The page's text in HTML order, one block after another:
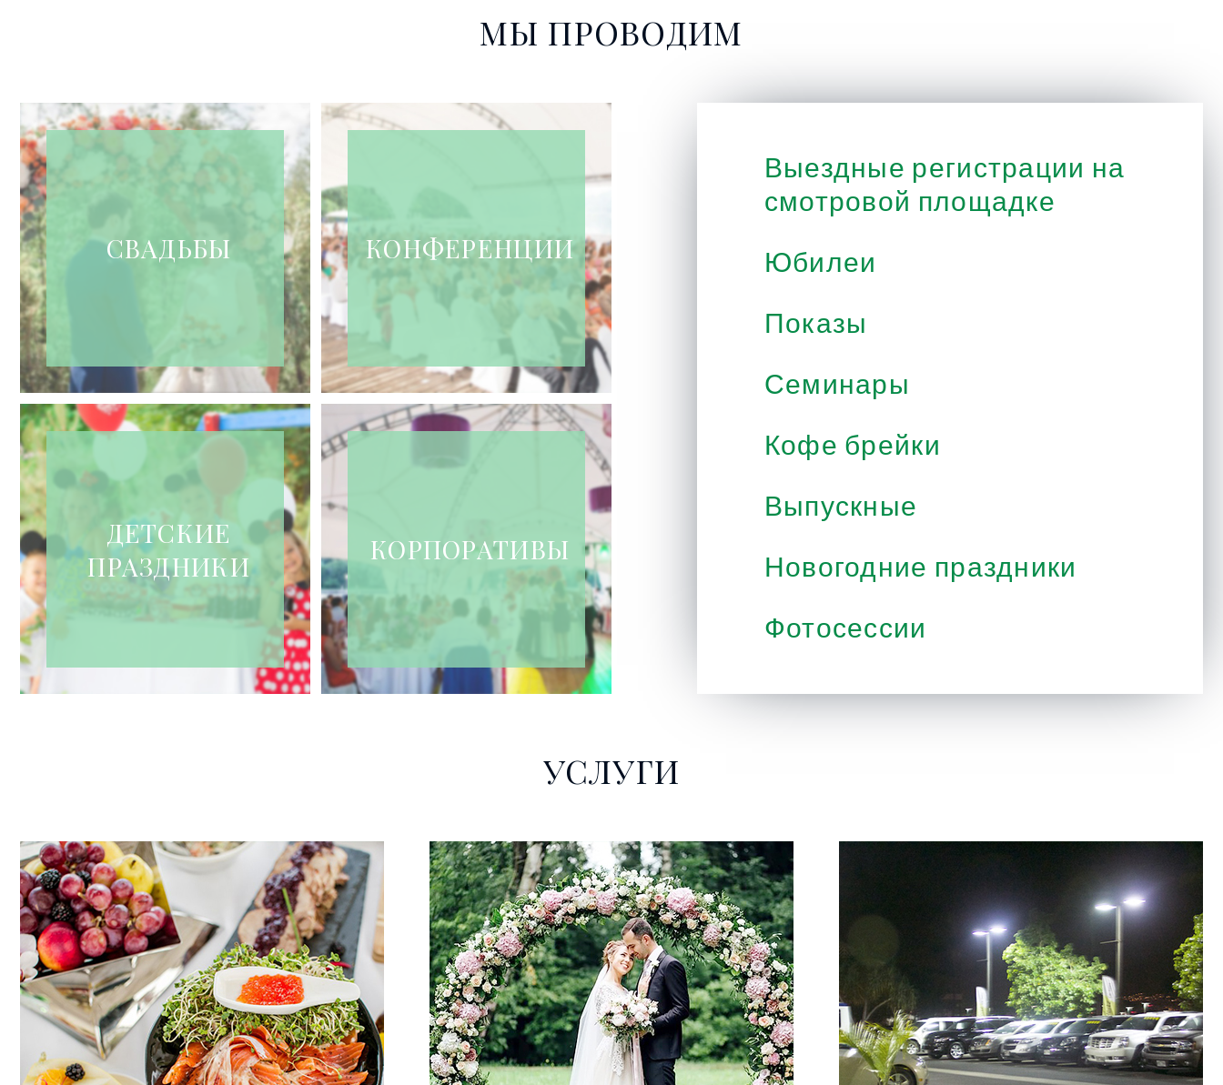
МЫ ПРОВОДИМ
СВАДЬБЫ КОНФЕРЕНЦИИ
ДЕТСКИЕ
ПРАЗДНИКИ
КОРПОРАТИВЫ
Выездные регистрации на
смотровой площадке
Юбилеи
Показы
Семинары
Кофе брейки
Выпускные
Новогодние праздники
Фотосессии
УСЛУГИ